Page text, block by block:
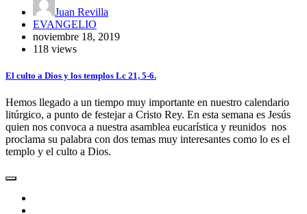
Juan Revilla
EVANGELIO
noviembre 18, 2019
118 views
El culto a Dios y los templos Lc 21, 5-6.
Hemos llegado a un tiempo muy importante en nuestro calendario
litúrgico, a punto de festejar a Cristo Rey. En esta semana es Jesús
quien nos convoca a nuestra asamblea eucarística y reunidos nos
proclama su palabra con dos temas muy interesantes como lo es el
templo y el culto a Dios.